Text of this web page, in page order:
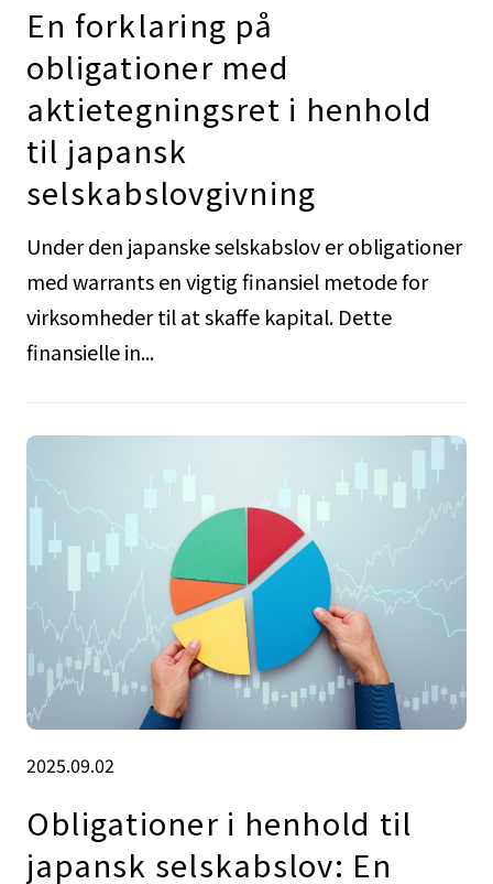
En forklaring på
obligationer med
aktietegningsret i henhold
til japansk
selskabslovgivning
Under den japanske selskabslov er obligationer
med warrants en vigtig finansiel metode for
virksomheder til at skaffe kapital. Dette
finansielle in...
2025.09.02
Obligationer i henhold til
japansk selskabslov: En